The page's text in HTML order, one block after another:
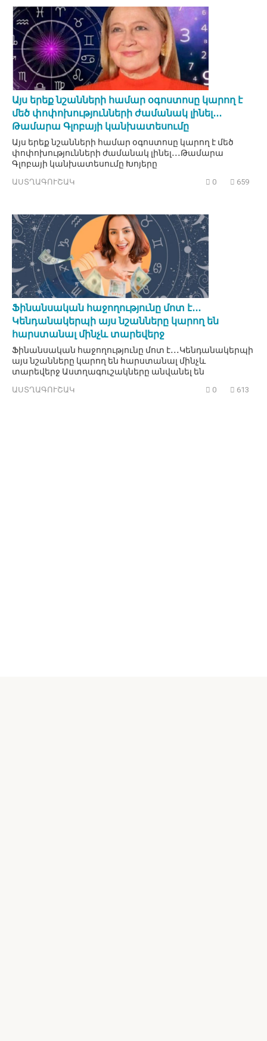
Այս երեք նշանների համար օգոստոսը կարող է
մեծ փոփոխությունների ժամանակ լինել․․․
Թամարա Գլոբայի կանխատեսումը
Այս երեք նշանների համար օգոստոսը կարող է մեծ
փոփոխությունների ժամանակ լինել․․․Թամարա
Գլոբայի կանխատեսումը Խոյերը
ԱՍՏՂԱԳՈՒՇԱԿ 0 659
Ֆինանսական հաջողությունը մոտ է․․․
Կենդանակերպի այս նշանները կարող են
հարստանալ մինչև տարեվերջ
Ֆինանսական հաջողությունը մոտ է․․․Կենդանակերպի
այս նշանները կարող են հարստանալ մինչև
տարեվերջ Աստղագուշակները անվանել են
ԱՍՏՂԱԳՈՒՇԱԿ 0 613